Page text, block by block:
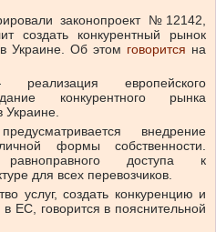
законопроект №12142,
создать конкурентный рынок
Украине. Об этом говорится на
европейского
конкурентного рынка
Украине.
внедрение
формы собственности.
равноправного доступа к
для всех перевозчиков.
услуг, создать конкуренцию и
ЕС, говорится в пояснительной